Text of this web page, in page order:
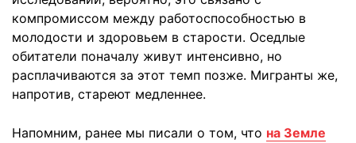
компромиссом между работоспособностью в
молодости и здоровьем в старости. Оседлые
обитатели поначалу живут интенсивно, но
расплачиваются за этот темп позже. Мигранты же,
напротив, стареют медленнее.
Напомним, ранее мы писали о том, что на Земле